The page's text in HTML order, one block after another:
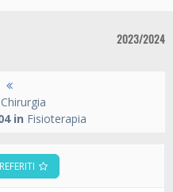
2023/2024
in Fisioterapia